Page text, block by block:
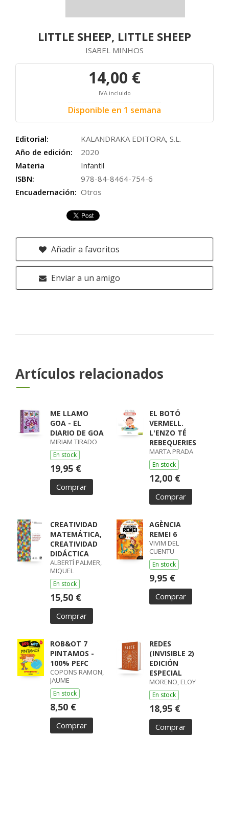
LITTLE SHEEP, LITTLE SHEEP
ISABEL MINHOS
14,00 €
IVA incluido
Disponible en 1 semana
Editorial:
KALANDRAKA EDITORA, S.L.
Año de edición:
2020
Materia
Infantil
ISBN:
978-84-8464-754-6
Encuadernación: Otros
Añadir a favoritos
Enviar a un amigo
Artículos relacionados
ME LLAMO
GOA - EL
DIARIO DE GOA
MIRIAM TIRADO
En stock
19,95 €
Comprar
EL BOTÓ
VERMELL.
L'ENZO TÉ
REBEQUERIES
MARTA PRADA
En stock
12,00 €
Comprar
CREATIVIDAD
MATEMÁTICA,
CREATIVIDAD
DIDÁCTICA
ALBERTÍ PALMER,
MIQUEL
En stock
15,50 €
Comprar
AGÈNCIA
REMEI 6
VIVIM DEL
CUENTU
En stock
9,95 €
Comprar
ROB&OT 7
PINTAMOS -
100% PEFC
COPONS RAMON,
JAUME
En stock
8,50 €
Comprar
REDES
(INVISIBLE 2)
EDICIÓN
ESPECIAL
MORENO, ELOY
En stock
18,95 €
Comprar